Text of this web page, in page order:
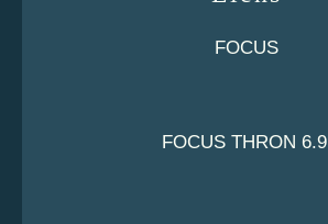
FOCUS
FOCUS THRON 6.9